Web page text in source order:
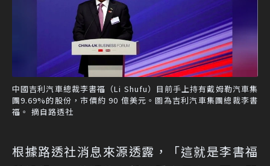
中國吉利汽車總裁李書福（Li Shufu）目前手上持有戴姆勒汽車集
團9.69%的股份，市價約 90 億美元。圖為吉利汽車集團總裁李書
福。 摘自路透社
根據路透社消息來源透露，「這就是李書福